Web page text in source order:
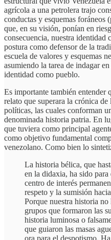
agrícola a una petrolera trajo
conductas y esquemas foráneos
que, en su visión, ponían en
consecuencia, nuestra identidad
postura como defensor de la
escuela de valores y esquemas
asumiendo la tarea de indagar
identidad como pueblo.
Es importante también
relato que superara la crónica
políticas, las cuales conforman
denominada historia patria. En
que tuviera como principal
como objetivo fundamental
venezolano. Como bien lo
La historia bélica, que
en la didaxia, ha sido
centro de interés
respeto y la sumisión
Porque nuestra historia
grupos que formaron las
historia luminosa o
que guiaron las masas
ora para el despotismo.